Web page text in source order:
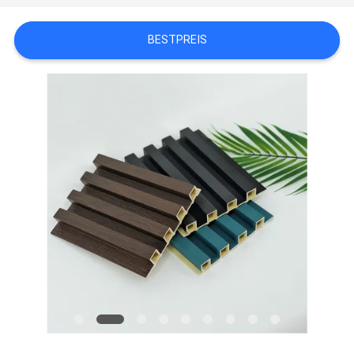
SITEMAP
BESTPREIS